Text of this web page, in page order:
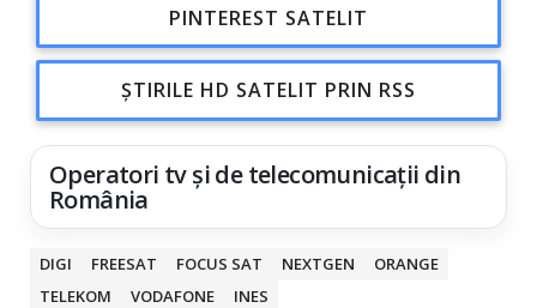
PINTEREST SATELIT
ȘTIRILE HD SATELIT PRIN RSS
Operatori tv și de telecomunicații din
România
DIGI FREESAT FOCUS SAT NEXTGEN
ORANGE
TELEKOM
VODAFONE INES